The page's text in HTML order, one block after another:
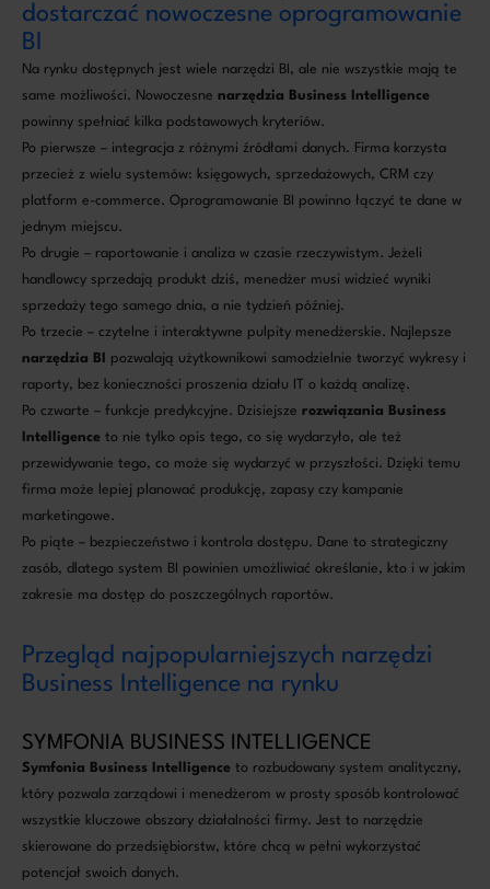
dostarczać nowoczesne oprogramowanie
BI
Na rynku dostępnych jest wiele narzędzi BI, ale nie wszystkie mają te
same możliwości. Nowoczesne narzędzia Business Intelligence
powinny spełniać kilka podstawowych kryteriów.
Po pierwsze – integracja z różnymi źródłami danych. Firma korzysta
przecież z wielu systemów: księgowych, sprzedażowych, CRM czy
platform e-commerce. Oprogramowanie BI powinno łączyć te dane w
jednym miejscu.
Po drugie – raportowanie i analiza w czasie rzeczywistym. Jeżeli
handlowcy sprzedają produkt dziś, menedżer musi widzieć wyniki
sprzedaży tego samego dnia, a nie tydzień później.
Po trzecie – czytelne i interaktywne pulpity menedżerskie. Najlepsze
narzędzia BI
pozwalają użytkownikowi samodzielnie tworzyć wykresy i
raporty, bez konieczności proszenia działu IT o każdą analizę.
Po czwarte – funkcje predykcyjne. Dzisiejsze rozwiązania Business
Intelligence to nie tylko opis tego, co się wydarzyło, ale też
przewidywanie tego, co może się wydarzyć w przyszłości. Dzięki temu
firma może lepiej planować produkcję, zapasy czy kampanie
marketingowe.
Po piąte – bezpieczeństwo i kontrola dostępu. Dane to strategiczny
zasób, dlatego system BI powinien umożliwiać określanie, kto i w jakim
zakresie ma dostęp do poszczególnych raportów.
Przegląd najpopularniejszych narzędzi
Business Intelligence na rynku
SYMFONIA BUSINESS INTELLIGENCE
Symfonia Business Intelligence to rozbudowany system analityczny,
który pozwala zarządowi i menedżerom w prosty sposób kontrolować
wszystkie kluczowe obszary działalności firmy. Jest to narzędzie
skierowane do przedsiębiorstw, które chcą w pełni wykorzystać
potencjał swoich danych.